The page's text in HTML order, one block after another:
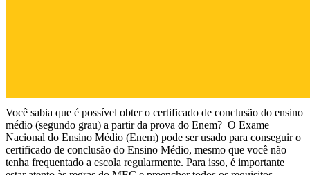
Você sabia que é possível obter o certificado de conclusão do ensino
médio (segundo grau) a partir da prova do Enem? O Exame
Nacional do Ensino Médio (Enem) pode ser usado para conseguir o
certificado de conclusão do Ensino Médio, mesmo que você não
tenha frequentado a escola regularmente. Para isso, é importante